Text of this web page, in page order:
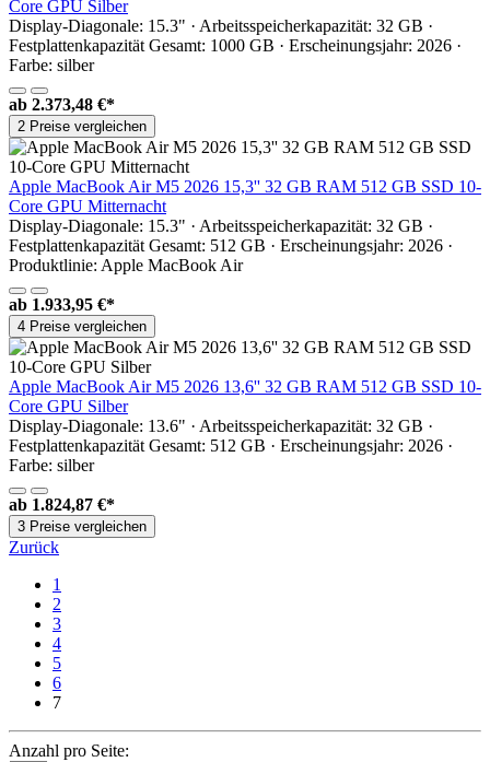
Core GPU Silber
Display-Diagonale: 15.3" · Arbeitsspeicherkapazität: 32 GB ·
Festplattenkapazität Gesamt: 1000 GB · Erscheinungsjahr: 2026 ·
Farbe: silber
ab 2.373,48 €*
2 Preise vergleichen
Apple MacBook Air M5 2026 15,3'' 32 GB RAM 512 GB SSD 10-
Core GPU Mitternacht
Display-Diagonale: 15.3" · Arbeitsspeicherkapazität: 32 GB ·
Festplattenkapazität Gesamt: 512 GB · Erscheinungsjahr: 2026 ·
Produktlinie: Apple MacBook Air
ab 1.933,95 €*
4 Preise vergleichen
Apple MacBook Air M5 2026 13,6'' 32 GB RAM 512 GB SSD 10-
Core GPU Silber
Display-Diagonale: 13.6" · Arbeitsspeicherkapazität: 32 GB ·
Festplattenkapazität Gesamt: 512 GB · Erscheinungsjahr: 2026 ·
Farbe: silber
ab 1.824,87 €*
3 Preise vergleichen
Zurück
1
2
3
4
5
6
7
Anzahl pro Seite: